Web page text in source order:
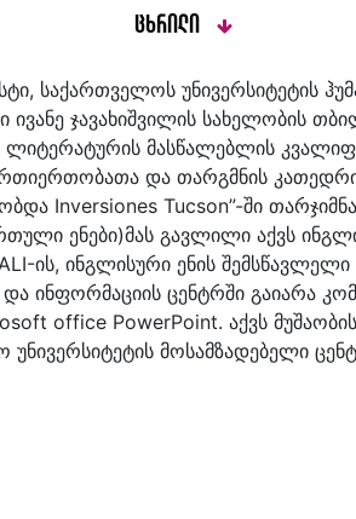
ცხრილი
საქართველოს უნივერსიტეტის
ივანე ჯავახიშვილის სახელობის
მასწალებლის
და თარგმნის
Inversiones Tucson”-ში
ენები)მას გავლილი აქვს
ის, ინგლისური ენის
ინფორმაციის ცენტრში გაიარა
office PowerPoint. აქვს
უნივერსიტეტის მოსამზადებელი